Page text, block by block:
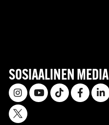
SOSIAALINEN MEDIA